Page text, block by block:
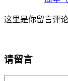
这里是你留言评
请留言